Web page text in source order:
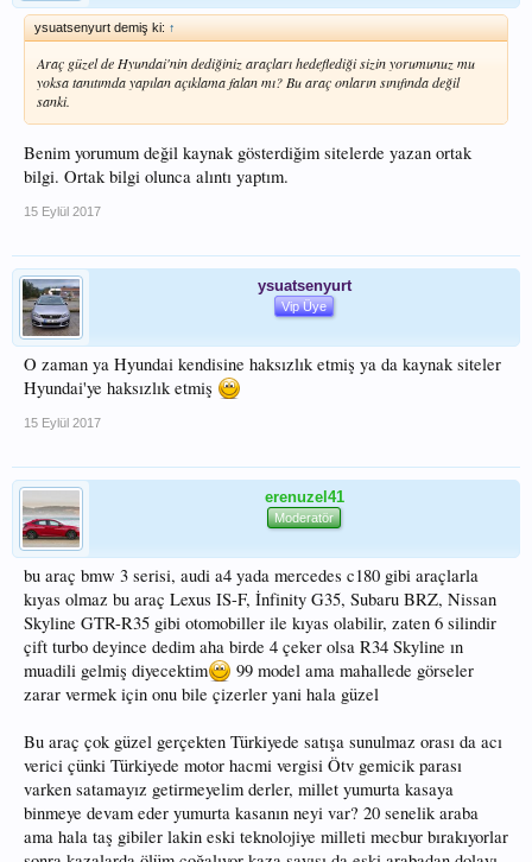
ysuatsenyurt demiş ki: ↑
Araç güzel de Hyundai'nin dediğiniz araçları hedeflediği sizin yorumunuz mu
yoksa tanıtımda yapılan açıklama falan mı? Bu araç onların sınıfında değil
sanki.
Benim yorumum değil kaynak gösterdiğim sitelerde yazan ortak
bilgi. Ortak bilgi olunca alıntı yaptım.
15 Eylül 2017
ysuatsenyurt
Vip Üye
O zaman ya Hyundai kendisine haksızlık etmiş ya da kaynak siteler
Hyundai'ye haksızlık etmiş
15 Eylül 2017
erenuzel41
Moderatör
bu araç bmw 3 serisi, audi a4 yada mercedes c180 gibi araçlarla
kıyas olmaz bu araç Lexus IS-F, İnfinity G35, Subaru BRZ, Nissan
Skyline GTR-R35 gibi otomobiller ile kıyas olabilir, zaten 6 silindir
çift turbo deyince dedim aha birde 4 çeker olsa R34 Skyline ın
muadili gelmiş diyecektim
99 model ama mahallede görseler
zarar vermek için onu bile çizerler yani hala güzel
Bu araç çok güzel gerçekten Türkiyede satışa sunulmaz orası da acı
verici çünki Türkiyede motor hacmi vergisi Ötv gemicik parası
varken satamayız getirmeyelim derler, millet yumurta kasaya
binmeye devam eder yumurta kasanın neyi var? 20 senelik araba
ama hala taş gibiler lakin eski teknolojiye milleti mecbur bırakıyorlar